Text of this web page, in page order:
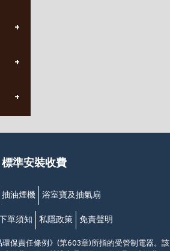
)
號
巴)
標準安裝收費
抽油煙機 浴室寶及抽氣扇
單須知 私隱政策 免責聲明
保責任條例》(第603章)所指的受管制電器。該